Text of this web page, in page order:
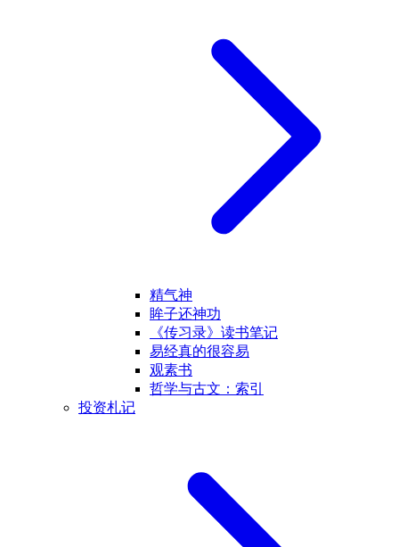
精气神
眸子还神功
《传习录》读书笔记
易经真的很容易
观素书
哲学与古文：索引
投资札记